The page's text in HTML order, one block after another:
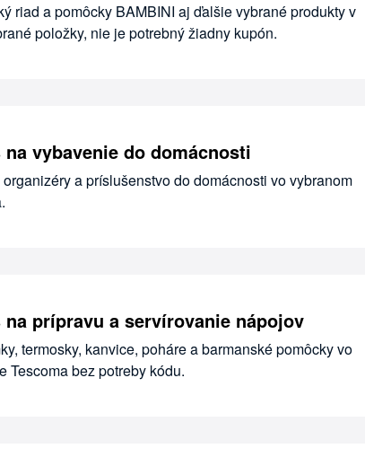
riad a pomôcky BAMBINI aj ďalšie vybrané produkty v
položky, nie je potrebný žiadny kupón.
na vybavenie do domácnosti
a príslušenstvo do domácnosti vo vybranom
na prípravu a servírovanie nápojov
termosky, kanvice, poháre a barmanské pomôcky vo
Tescoma bez potreby kódu.